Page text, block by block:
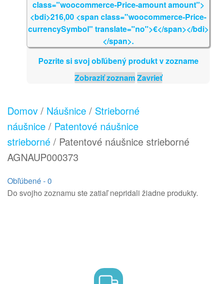
Pozrite si svoj obľúbený produkt v zozname
Zobraziť zoznamZavrieť
Domov / Náušnice / Strieborné
náušnice / Patentové náušnice
strieborné / Patentové náušnice strieborné
AGNAUP000373
Obľúbené -0
Do svojho zoznamu ste zatiaľ nepridali žiadne produkty.